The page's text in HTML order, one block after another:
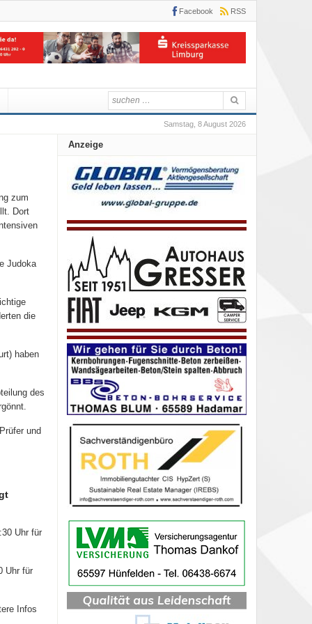
Facebook RSS
Samstag, 8 August 2026
zum
Dort
Judoka
die
haben
des
und
Uhr für
Uhr für
Infos
Anzeige